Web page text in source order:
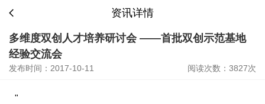
资讯详情
多维度双创人才培养研讨会 ——首批双创示范基地
经验交流会
发布时间：2017-10-11 阅读次数：3827次
"